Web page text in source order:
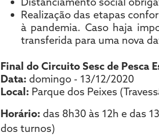
Realização das etapas
à pandemia. Caso haja
transferida para uma nova
Final do Circuito Sesc de Pesca
Data: domingo - 13/12/2020
Local: Parque dos Peixes
Horário: das 8h30 às 12h e das
dos turnos)